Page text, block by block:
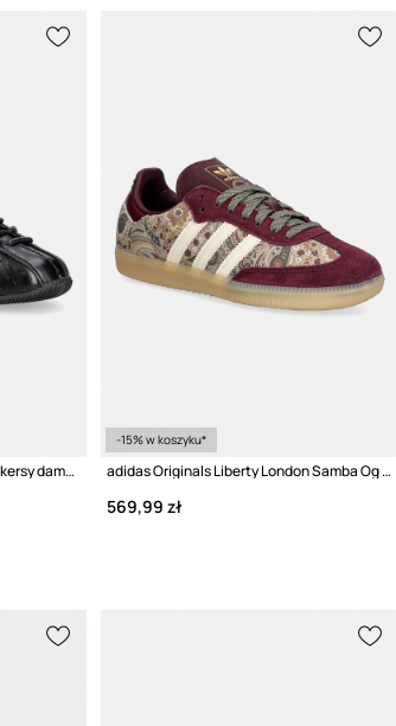
adidas Originals Japan Lux sneakersy damskie skórzane
-15% w koszyku*
adidas Originals Liberty London Samba Og sneakersy damskie
569,99 zł